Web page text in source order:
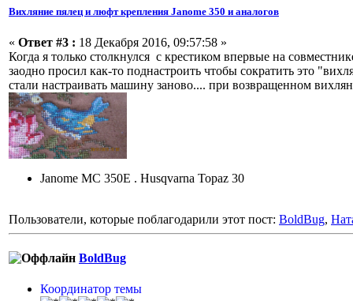
Вихляние пялец и люфт крепления Janome 350 и аналогов
« Ответ #3 : 18 Декабря 2016, 09:57:58 »
Когда я только столкнулся с крестиком впервые на
заодно просил как-то поднастроить чтобы сократить это
стали настраивать машину заново.... при возвращенном
Janome MC 350E . Husqvarna Topaz 30
Пользователи, которые поблагодарили этот пост: BoldBug,
BoldBug
Координатор темы